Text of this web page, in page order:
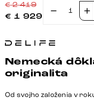
€2 419
€ 1 929
množstvo
stôl
zaoblený
tvar
260×120
Nemecká
originalita
Od svojho založenia v